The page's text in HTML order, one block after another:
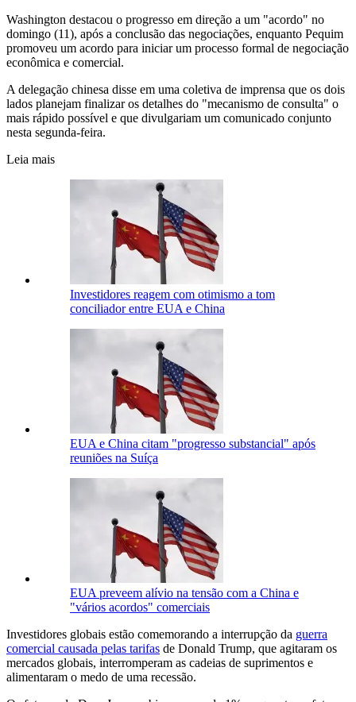
Washington destacou o progresso em direção a um "acordo" no
domingo (11), após a conclusão das negociações, enquanto Pequim
promoveu um acordo para iniciar um processo formal de negociação
econômica e comercial.
A delegação chinesa disse em uma coletiva de imprensa que os dois
lados planejam finalizar os detalhes do "mecanismo de consulta" o
mais rápido possível e que divulgariam um comunicado conjunto
nesta segunda-feira.
Leia mais
Investidores reagem com otimismo a tom
conciliador entre EUA e China
EUA e China citam "progresso substancial" após
reuniões na Suíça
EUA preveem alívio na tensão com a China e
"vários acordos" comerciais
Investidores globais estão comemorando a interrupção da guerra
comercial causada pelas tarifas de Donald Trump, que agitaram os
mercados globais, interromperam as cadeias de suprimentos e
alimentaram o medo de uma recessão.